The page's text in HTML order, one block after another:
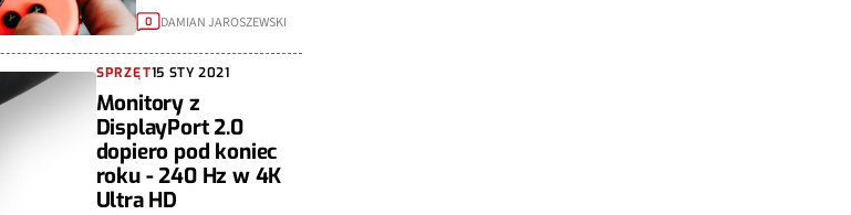
0 DAMIAN JAROSZEWSKI
SPRZĘT15 STY 2021
Monitory z
DisplayPort 2.0
dopiero pod koniec
roku - 240 Hz w 4K
Ultra HD